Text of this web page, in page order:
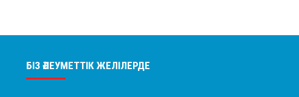
БІЗ ӘЛЕУМЕТТІК ЖЕЛІЛЕРДЕ